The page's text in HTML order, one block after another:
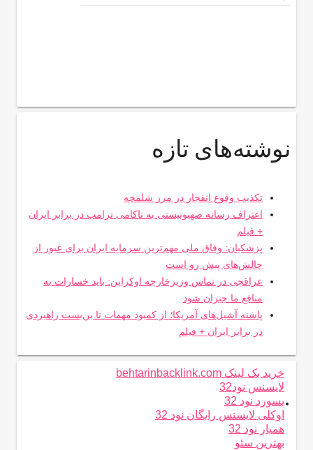
for
نوشته‌های تازه
تکذیب وقوع انفجار در مرز شلمچه
اعتراف رسانه صهیونیستی به ناکامی ترامپ در برابر ایران
+ فیلم
پزشکیان: وفاق ملی مهم‌ترین سرمایه ایران برای عبور از
چالش‌های پیش رو است
عراقچی در تماس وزیرخارجه اوکراین: باید خسارات به
منافع ما جبران شود
پاشنه آشیل‌های آمریکا؛ از کمبود مهمات تا بن‌بست راهبردی
در برابر ایران + فیلم
.
خرید بک لینک behtarinbacklink.com
لایسنس نود32
پسورد نود 32
اوکلی لایسنس رایگان نود 32
همیار نود 32
بهترین سئو